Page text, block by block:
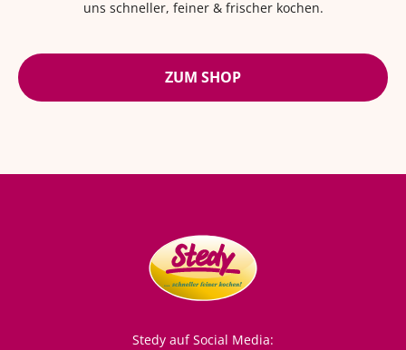
uns schneller, feiner & frischer kochen.
ZUM SHOP
Stedy auf Social Media: